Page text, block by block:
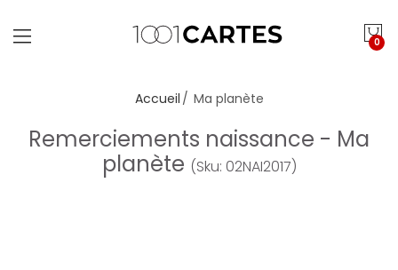
0
Accueil Ma planète
Remerciements naissance - Ma
planète (Sku: 02NAI2017)